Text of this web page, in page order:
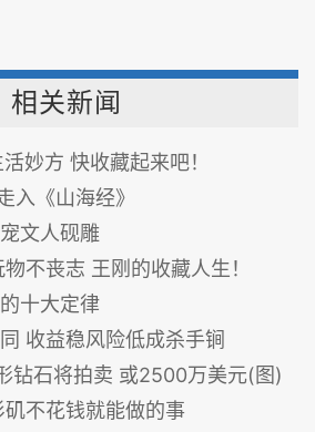
相关新闻
妙方 快收藏起来吧！
入《山海经》
文人砚雕
物不丧志 王刚的收藏人生！
十大定律
收益稳风险低成杀手锏
钻石将拍卖 或2500万美元(图)
不花钱就能做的事